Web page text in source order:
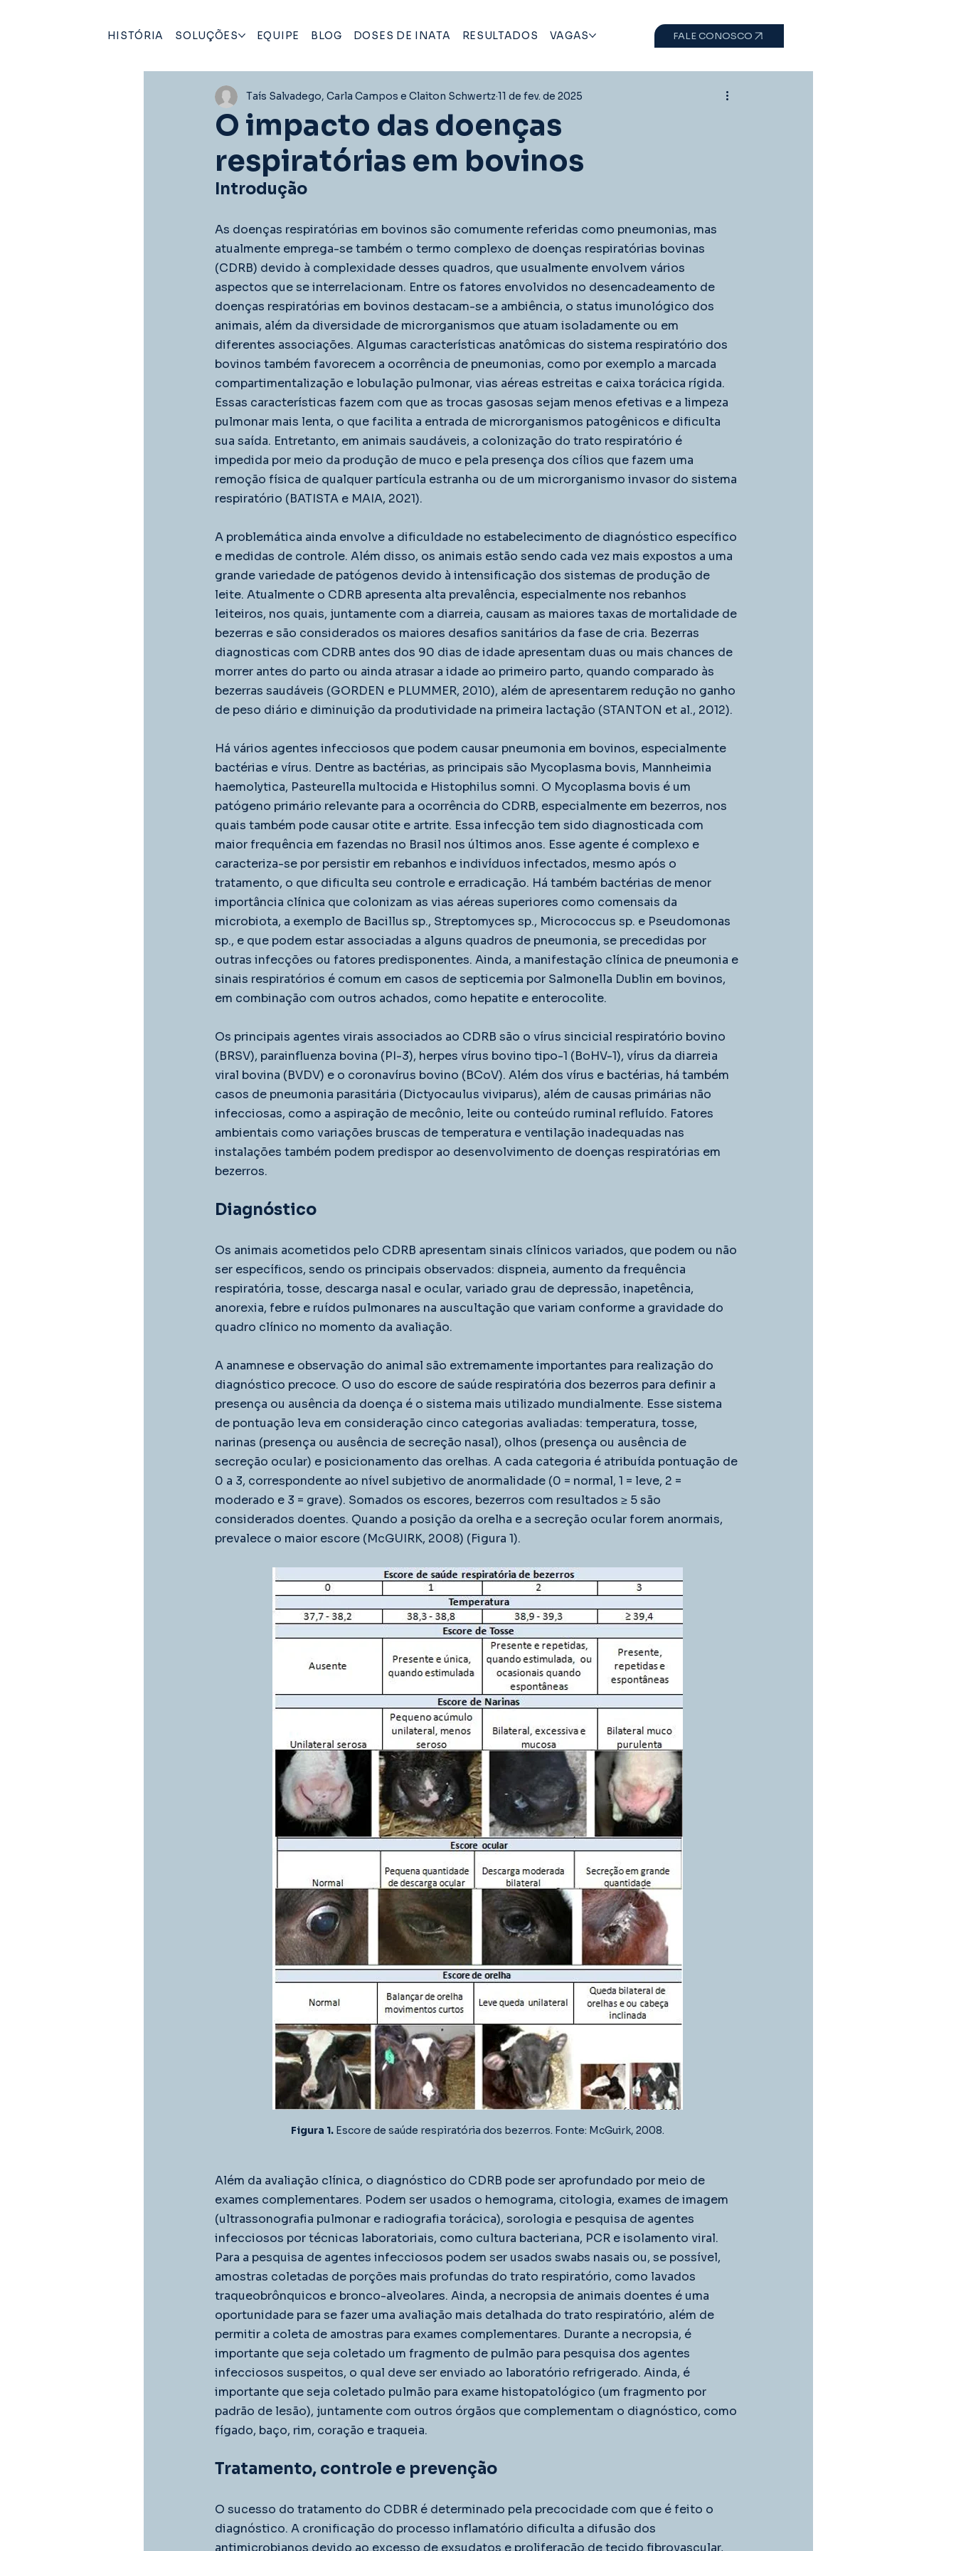
HISTÓRIA SOLUÇÕES EQUIPE BLOG DOSES DE INATA RESULTADOS VAGAS FALE CONOSCO
O impacto das doenças
respiratórias em bovinos
Taís Salvadego, Carla Campos e Claiton Schwertz 11 de fev. de 2025
Introdução
As doenças respiratórias em bovinos são comumente referidas como pneumonias, mas
atualmente emprega-se também o termo complexo de doenças respiratórias bovinas
(CDRB) devido à complexidade desses quadros, que usualmente envolvem vários
aspectos que se interrelacionam. Entre os fatores envolvidos no desencadeamento de
doenças respiratórias em bovinos destacam-se a ambiência, o status imunológico dos
animais, além da diversidade de microrganismos que atuam isoladamente ou em
diferentes associações. Algumas características anatômicas do sistema respiratório dos
bovinos também favorecem a ocorrência de pneumonias, como por exemplo a marcada
compartimentalização e lobulação pulmonar, vias aéreas estreitas e caixa torácica rígida.
Essas características fazem com que as trocas gasosas sejam menos efetivas e a limpeza
pulmonar mais lenta, o que facilita a entrada de microrganismos patogênicos e dificulta
sua saída. Entretanto, em animais saudáveis, a colonização do trato respiratório é
impedida por meio da produção de muco e pela presença dos cílios que fazem uma
remoção física de qualquer partícula estranha ou de um microrganismo invasor do sistema
respiratório (BATISTA e MAIA, 2021).
A problemática ainda envolve a dificuldade no estabelecimento de diagnóstico específico
e medidas de controle. Além disso, os animais estão sendo cada vez mais expostos a uma
grande variedade de patógenos devido à intensificação dos sistemas de produção de
leite. Atualmente o CDRB apresenta alta prevalência, especialmente nos rebanhos
leiteiros, nos quais, juntamente com a diarreia, causam as maiores taxas de mortalidade de
bezerras e são considerados os maiores desafios sanitários da fase de cria. Bezerras
diagnosticas com CDRB antes dos 90 dias de idade apresentam duas ou mais chances de
morrer antes do parto ou ainda atrasar a idade ao primeiro parto, quando comparado às
bezerras saudáveis (GORDEN e PLUMMER, 2010), além de apresentarem redução no ganho
de peso diário e diminuição da produtividade na primeira lactação (STANTON et al., 2012).
Há vários agentes infecciosos que podem causar pneumonia em bovinos, especialmente
bactérias e vírus. Dentre as bactérias, as principais são Mycoplasma bovis, Mannheimia
haemolytica, Pasteurella multocida e Histophilus somni. O Mycoplasma bovis é um
patógeno primário relevante para a ocorrência do CDRB, especialmente em bezerros, nos
quais também pode causar otite e artrite. Essa infecção tem sido diagnosticada com
maior frequência em fazendas no Brasil nos últimos anos. Esse agente é complexo e
caracteriza-se por persistir em rebanhos e indivíduos infectados, mesmo após o
tratamento, o que dificulta seu controle e erradicação. Há também bactérias de menor
importância clínica que colonizam as vias aéreas superiores como comensais da
microbiota, a exemplo de Bacillus sp., Streptomyces sp., Micrococcus sp. e Pseudomonas
sp., e que podem estar associadas a alguns quadros de pneumonia, se precedidas por
outras infecções ou fatores predisponentes. Ainda, a manifestação clínica de pneumonia e
sinais respiratórios é comum em casos de septicemia por Salmonella Dublin em bovinos,
em combinação com outros achados, como hepatite e enterocolite.
Os principais agentes virais associados ao CDRB são o vírus sincicial respiratório bovino
(BRSV), parainfluenza bovina (PI-3), herpes vírus bovino tipo-1 (BoHV-1), vírus da diarreia
viral bovina (BVDV) e o coronavírus bovino (BCoV). Além dos vírus e bactérias, há também
casos de pneumonia parasitária (Dictyocaulus viviparus), além de causas primárias não
infecciosas, como a aspiração de mecônio, leite ou conteúdo ruminal refluído. Fatores
ambientais como variações bruscas de temperatura e ventilação inadequadas nas
instalações também podem predispor ao desenvolvimento de doenças respiratórias em
bezerros.
Diagnóstico
Os animais acometidos pelo CDRB apresentam sinais clínicos variados, que podem ou não
ser específicos, sendo os principais observados: dispneia, aumento da frequência
respiratória, tosse, descarga nasal e ocular, variado grau de depressão, inapetência,
anorexia, febre e ruídos pulmonares na auscultação que variam conforme a gravidade do
quadro clínico no momento da avaliação.
A anamnese e observação do animal são extremamente importantes para realização do
diagnóstico precoce. O uso do escore de saúde respiratória dos bezerros para definir a
presença ou ausência da doença é o sistema mais utilizado mundialmente. Esse sistema
de pontuação leva em consideração cinco categorias avaliadas: temperatura, tosse,
narinas (presença ou ausência de secreção nasal), olhos (presença ou ausência de
secreção ocular) e posicionamento das orelhas. A cada categoria é atribuída pontuação de
0 a 3, correspondente ao nível subjetivo de anormalidade (0 = normal, 1 = leve, 2 =
moderado e 3 = grave). Somados os escores, bezerros com resultados ≥ 5 são
considerados doentes. Quando a posição da orelha e a secreção ocular forem anormais,
prevalece o maior escore (McGUIRK, 2008) (Figura 1).
Figura 1. Escore de saúde respiratória dos bezerros. Fonte: McGuirk, 2008.
Além da avaliação clínica, o diagnóstico do CDRB pode ser aprofundado por meio de
exames complementares. Podem ser usados o hemograma, citologia, exames de imagem
(ultrassonografia pulmonar e radiografia torácica), sorologia e pesquisa de agentes
infecciosos por técnicas laboratoriais, como cultura bacteriana, PCR e isolamento viral.
Para a pesquisa de agentes infecciosos podem ser usados swabs nasais ou, se possível,
amostras coletadas de porções mais profundas do trato respiratório, como lavados
traqueobrônquicos e bronco-alveolares. Ainda, a necropsia de animais doentes é uma
oportunidade para se fazer uma avaliação mais detalhada do trato respiratório, além de
permitir a coleta de amostras para exames complementares. Durante a necropsia, é
importante que seja coletado um fragmento de pulmão para pesquisa dos agentes
infecciosos suspeitos, o qual deve ser enviado ao laboratório refrigerado. Ainda, é
importante que seja coletado pulmão para exame histopatológico (um fragmento por
padrão de lesão), juntamente com outros órgãos que complementam o diagnóstico, como
fígado, baço, rim, coração e traqueia.
Tratamento, controle e prevenção
O sucesso do tratamento do CDBR é determinado pela precocidade com que é feito o
diagnóstico. A cronificação do processo inflamatório dificulta a difusão dos
antimicrobianos devido ao excesso de exsudatos e proliferação de tecido fibrovascular,